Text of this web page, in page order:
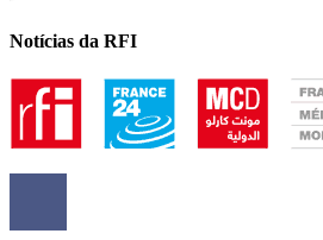
Notícias da RFI